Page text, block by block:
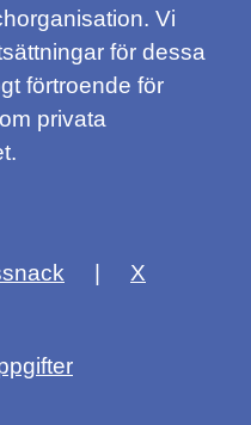
Vi
för dessa
förtroende för
privata
X